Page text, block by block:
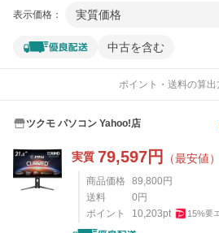
表示価格： 実質価格
中古を含む
ポイント・送料の算出
ツクモ パソコン Yahoo!店
実質 79,597円 （最安値）
商品価格 89,800 円
送料
0 円
ポイント
10,203pt 15%要